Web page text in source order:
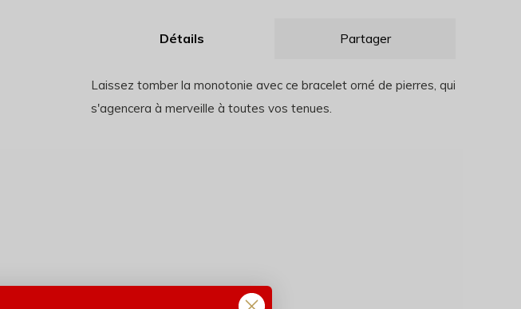
Détails Partager
Laissez tomber la monotonie avec ce bracelet orné de pierres, qui
s'agencera à merveille à toutes vos tenues.